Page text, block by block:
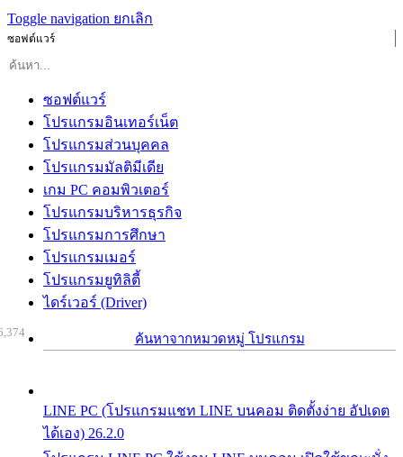
Toggle navigation ยกเลิก
ซอฟต์แวร์
ซอฟต์แวร์
โปรแกรมอินเทอร์เน็ต
โปรแกรมส่วนบุคคล
โปรแกรมมัลติมีเดีย
เกม PC คอมพิวเตอร์
โปรแกรมบริหารธุรกิจ
โปรแกรมการศึกษา
โปรแกรมเมอร์
โปรแกรมยูทิลิตี้
ไดร์เวอร์ (Driver)
ค้นหาจากหมวดหมู่ โปรแกรม
LINE PC (โปรแกรมแชท LINE บนคอม ติดตั้งง่าย อัปเดต
ได้เอง) 26.2.0